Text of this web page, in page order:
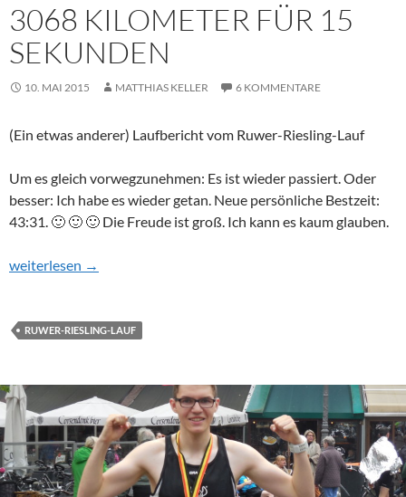
3068 KILOMETER FÜR 15
SEKUNDEN
10. MAI 2015 MATTHIAS KELLER 6 KOMMENTARE
(Ein etwas anderer) Laufbericht vom Ruwer-Riesling-Lauf
Um es gleich vorwegzunehmen: Es ist wieder passiert. Oder
besser: Ich habe es wieder getan. Neue persönliche Bestzeit:
43:31. 🙂 🙂 🙂 Die Freude ist groß. Ich kann es kaum glauben.
3068 Kilometer für 15 Sekunden
weiterlesen →
RUWER-RIESLING-LAUF